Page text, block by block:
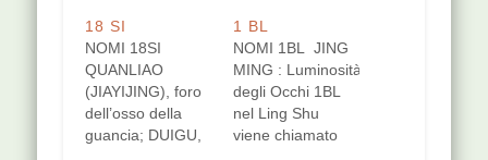
18 SI
NOMI 18SI
QUANLIAO
(JIAYIJING), foro
dell’osso della
guancia; DUIGU,
1 BL
NOMI 1BL JING
MING : Luminosità
degli Occhi 1BL
nel Ling Shu
viene chiamato